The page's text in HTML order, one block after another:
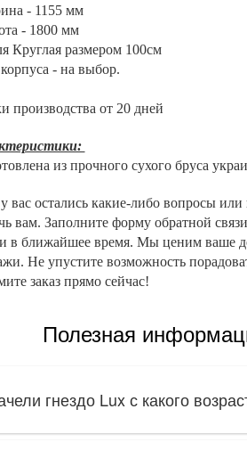
- 1155 мм
- 1800 мм
Круглая размером 100см
- на выбор.
производства от 20 дней
из прочного сухого бруса
вас остались какие-либо вопросы
вам. Заполните форму обратной
в ближайшее время. Мы ценим ваше
Не упустите возможность
заказ прямо сейчас!
Полезная
гнездо Lux с какого